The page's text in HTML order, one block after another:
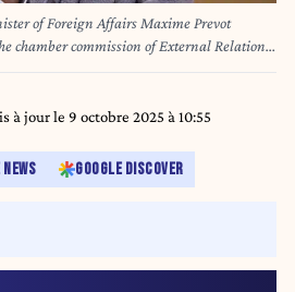
of Foreign Affairs Maxime Prevot
chamber commission of External Relations,
Wednesday 03 September 2025.
agreement the Government reached
PHOTO NICOLAS MAETERLINCK
à jour le 9 octobre 2025 à 10:55
NEWS GOOGLE DISCOVER